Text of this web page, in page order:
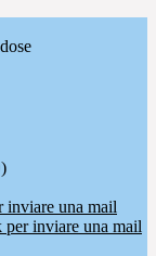
inviare una mail
inviare una mail